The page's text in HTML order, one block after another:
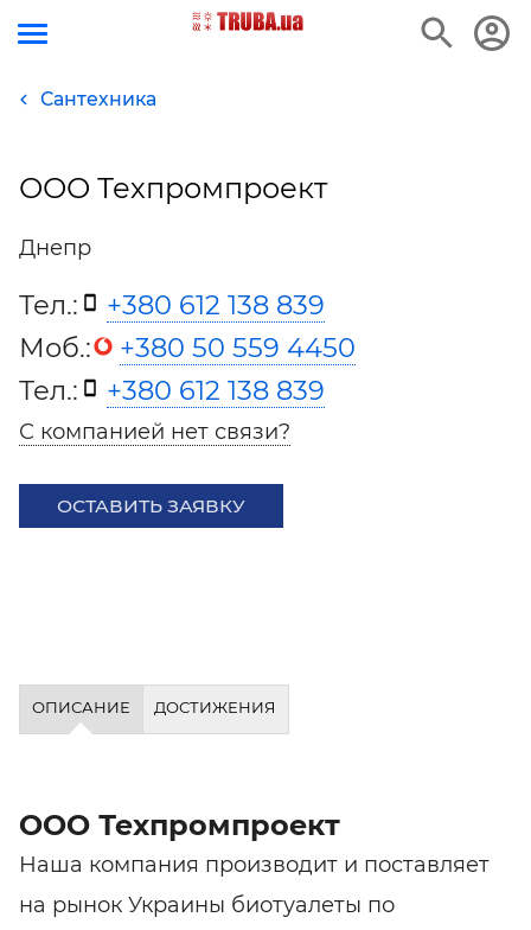
Сантехника
ООО Техпромпроект
Днепр
Тел.:
+380 612 138 839
Моб.:
+380 50 559 4450
Тел.:
+380 612 138 839
С компанией нет связи?
ОСТАВИТЬ ЗАЯВКУ
ОПИСАНИЕ ДОСТИЖЕНИЯ
ООО Техпромпроект
Наша компания производит и поставляет
на рынок Украины биотуалеты по